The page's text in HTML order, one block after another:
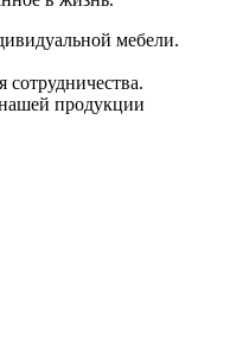
мебели.
продукции